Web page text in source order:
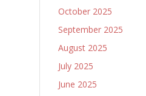
October 2025
September 2025
August 2025
July 2025
June 2025